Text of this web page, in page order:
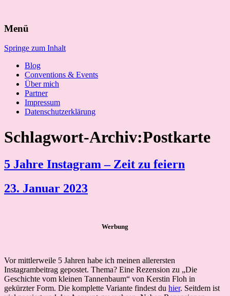
nach:
Menü
Springe zum Inhalt
Blog
Conventions & Events
Über mich
Partner
Impressum
Datenschutzerklärung
Schlagwort-Archiv:Postkarte
5 Jahre Instagram – Zeit zu feiern
23. Januar 2023
Werbung
Vor mittlerweile 5 Jahren habe ich meinen allerersten
Instagrambeitrag gepostet. Thema? Eine Rezension zu „Die
Geschichte vom kleinen Tannenbaum“ von Kerstin Floh in
gekürzter Form. Die komplette Variante findest du hier. Seitdem ist